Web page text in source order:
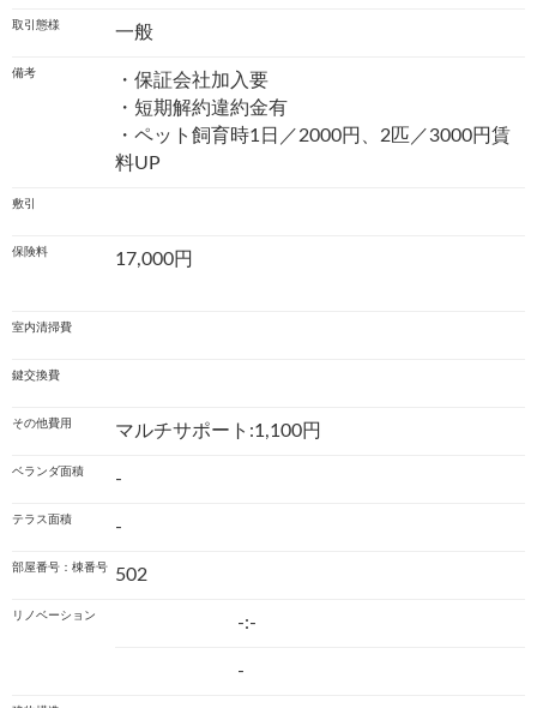
取引態様 一般
備考
・保証会社加入要
・短期解約違約金有
・ペット飼育時1日／2000円、2匹／3000円賃
料UP
敷引
保険料 17,000円
室内清掃費
鍵交換費
その他費用 マルチサポート:1,100円
ベランダ面積 -
テラス面積 -
部屋番号：棟番号 502
リノベーション -:-
-